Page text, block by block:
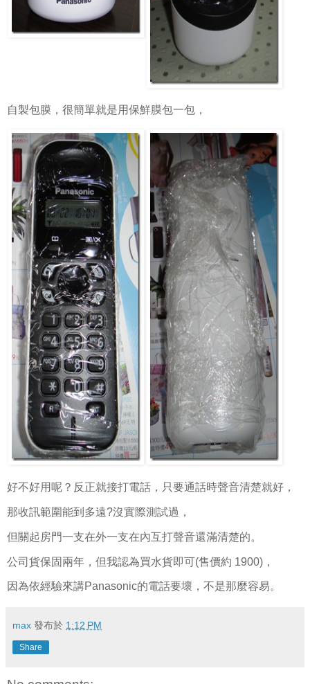
自製包膜，很簡單就是用保鮮膜包一包，
好不好用呢？反正就接打電話，只要通話時聲音清楚就好，
那收訊範圍能到多遠?沒實際測試過，
但關起房門一支在外一支在內互打聲音還滿清楚的。
公司貨保固兩年，但我認為買水貨即可(售價約 1900)，
因為依經驗來講Panasonic的電話要壞，不是那麼容易。
max 發布於 1:12 PM
Share